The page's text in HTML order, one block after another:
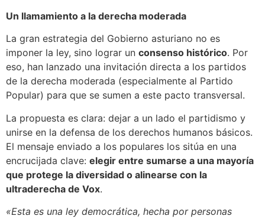
Un llamamiento a la derecha moderada
La gran estrategia del Gobierno asturiano no es
imponer la ley, sino lograr un consenso histórico. Por
eso, han lanzado una invitación directa a los partidos
de la derecha moderada (especialmente al Partido
Popular) para que se sumen a este pacto transversal.
La propuesta es clara: dejar a un lado el partidismo y
unirse en la defensa de los derechos humanos básicos.
El mensaje enviado a los populares los sitúa en una
encrucijada clave: elegir entre sumarse a una mayoría
que protege la diversidad o alinearse con la
ultraderecha de Vox.
«Esta es una ley democrática, hecha por personas